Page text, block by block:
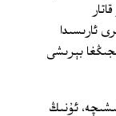
ئارىسىدا
بېرىشى
ئۇنىڭ